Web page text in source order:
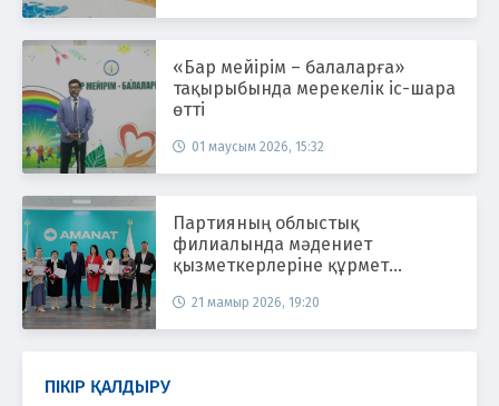
«Бар мейірім – балаларға»
тақырыбында мерекелік іс-шара
өтті
01 маусым 2026, 15:32
Партияның облыстық
филиалында мәдениет
қызметкерлеріне құрмет
21 мамыр 2026, 19:20
ПІКІР ҚАЛДЫРУ